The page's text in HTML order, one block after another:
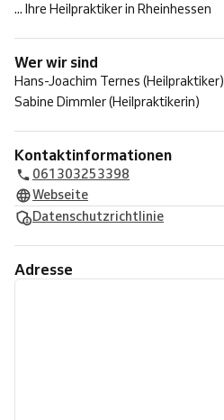
... Ihre Heilpraktiker in Rheinhessen
Wer wir sind
Hans-Joachim Ternes (Heilpraktiker)
Sabine Dimmler (Heilpraktikerin)
Kontaktinformationen
061303253398
Webseite
Datenschutzrichtlinie
Adresse